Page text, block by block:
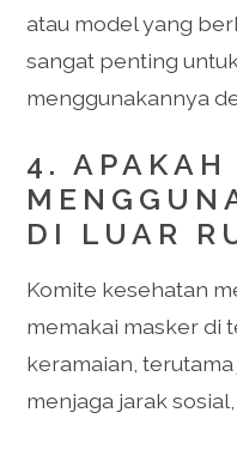
atau model yang
sangat penting
menggunakannya
4. APAKAH
DI LUAR
Komite kesehatan
memakai masker di
keramaian,
menjaga jarak